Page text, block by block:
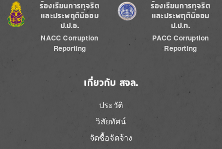
Image
ร้องเรียนการทุจริต
และประพฤติมิชอบ
ป.ป.ช.
NACC Corruption
Reporting
Image
ร้องเรียนการทุจริต
และประพฤติมิชอบ
ป.ป.ท.
PACC Corruption
Reporting
เกี่ยวกับ สจล.
ประวัติ
วิสัยทัศน์
จัดซื้อจัดจ้าง